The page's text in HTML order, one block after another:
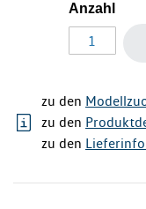
Anzahl
zu den
zu den
zu den